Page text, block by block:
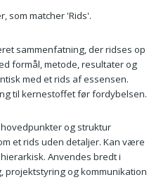
som matcher 'Rids'.
sammenfatning, der ridses op
formål, metode, resultater og
med et rids af essensen.
til kernestoffet før fordybelsen.
og struktur
et rids uden detaljer. Kan være
Anvendes bredt i
og kommunikation